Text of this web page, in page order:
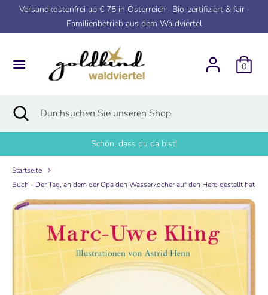
Direkt
Inhalt
Versandkostenfrei ab € 75 in Österreich · Bio-zertifiziert & fair ·
Familienbetrieb aus dem Waldviertel
0
Durchsuchen
unseren
Suchen Durchsuchen
unseren
Suche
schließen
Schön, dass du da bist!
Startseite
Buch - Der Tag, an dem der Opa den Wasserkocher auf den Herd gestellt hat